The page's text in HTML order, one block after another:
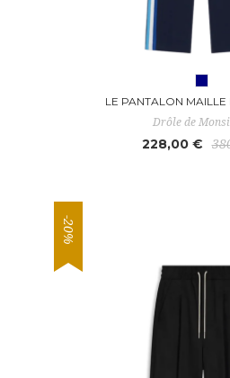
LE PANTALON
Drôle de
228,00 €
-20%